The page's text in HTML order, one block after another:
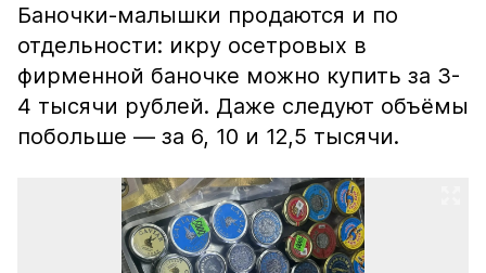
Баночки-малышки продаются и по
отдельности: икру осетровых в
фирменной баночке можно купить за 3-
4 тысячи рублей. Даже следуют объёмы
побольше — за 6, 10 и 12,5 тысячи.